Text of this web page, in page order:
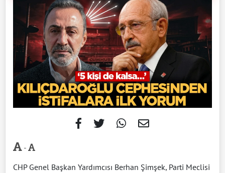
-
CHP Genel Başkan Yardımcısı Berhan Şimşek, Parti Meclisi